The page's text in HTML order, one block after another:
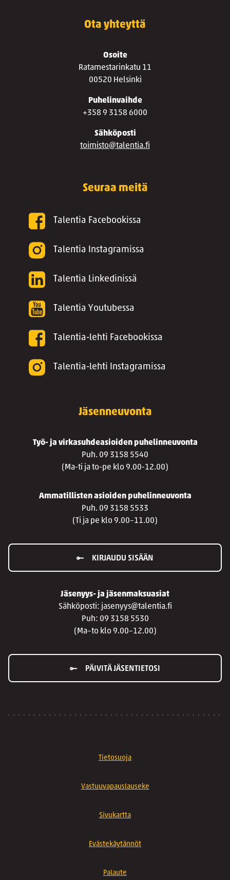
Ota yhteyttä
Osoite
Ratamestarinkatu 11
00520 Helsinki
Puhelinvaihde
+358 9 3158 6000
Sähköposti
toimisto@talentia.fi
Seuraa meitä
Talentia Facebookissa
Talentia Instagramissa
Talentia Linkedinissä
Talentia Youtubessa
Talentia-lehti Facebookissa
Talentia-lehti Instagramissa
Jäsenneuvonta
Työ- ja virkasuhdeasioiden puhelinneuvonta
Puh. 09 3158 5540
(Ma-ti ja to-pe klo 9.00-12.00)
Ammatillisten asioiden puhelinneuvonta
Puh. 09 3158 5533
(Ti ja pe klo 9.00–11.00)
KIRJAUDU SISÄÄN
Jäsenyys- ja jäsenmaksuasiat
Sähköposti: jasenyys@talentia.fi
Puh: 09 3158 5530
(Ma–to klo 9.00–12.00)
PÄIVITÄ JÄSENTIETOSI
Tietosuoja
Vastuuvapauslauseke
Sivukartta
Evästekäytännöt
Palaute